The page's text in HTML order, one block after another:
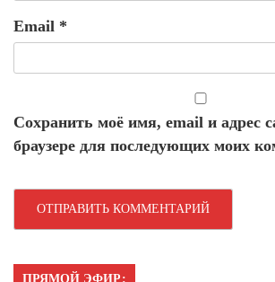
Email *
Сохранить моё имя, email и адрес
браузере для последующих моих
ПРЯМОЙ ЭФИР: